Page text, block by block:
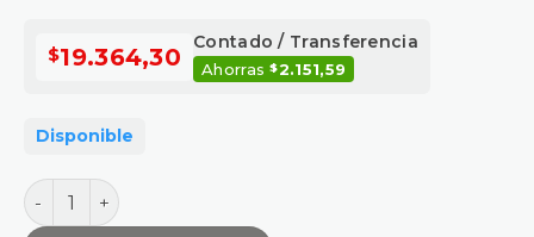
$19.364,30
Contado / Transferencia
Ahorras$2.151,59
Disponible
FRESA REBORDEADO GUIADO 33/2 cantidad